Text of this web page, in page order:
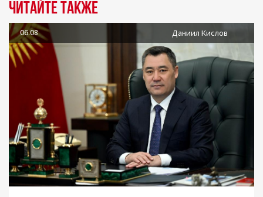
Читайте также
06.08 Даниил Кислов